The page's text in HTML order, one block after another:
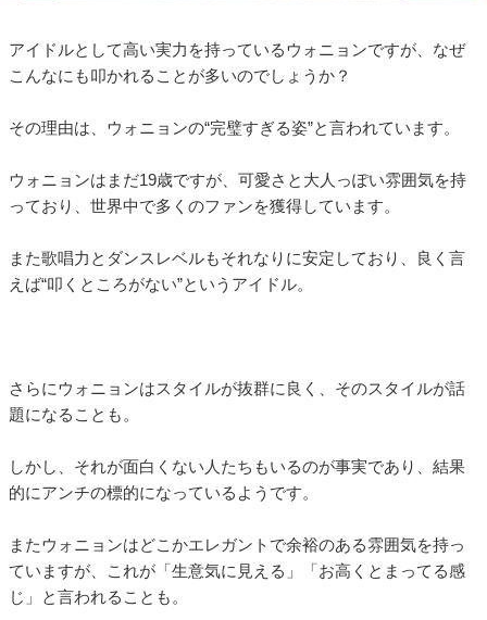
アイドルとして高い実力を持っているウォニョンですが、なぜ
こんなにも叩かれることが多いのでしょうか？
その理由は、ウォニョンの“完璧すぎる姿”と言われています。
ウォニョンはまだ19歳ですが、可愛さと大人っぽい雰囲気を持
っており、世界中で多くのファンを獲得しています。
また歌唱力とダンスレベルもそれなりに安定しており、良く言
えば“叩くところがない”というアイドル。
さらにウォニョンはスタイルが抜群に良く、そのスタイルが話
題になることも。
しかし、それが面白くない人たちもいるのが事実であり、結果
的にアンチの標的になっているようです。
またウォニョンはどこかエレガントで余裕のある雰囲気を持っ
ていますが、これが「生意気に見える」「お高くとまってる感
じ」と言われることも。